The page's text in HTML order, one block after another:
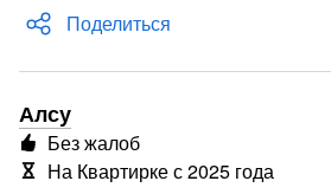
Поделиться
Алсу
Без жалоб
На Квартирке с 2025 года